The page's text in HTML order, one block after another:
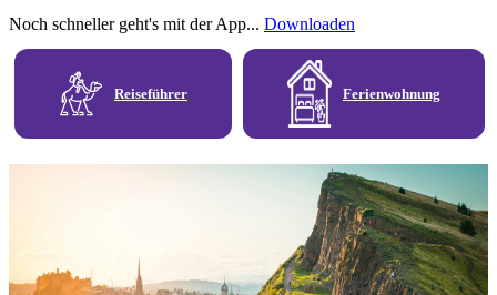
Noch schneller geht's mit der App... Downloaden
Reiseführer Ferienwohnung